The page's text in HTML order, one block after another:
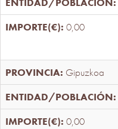
0,00
Gipuzkoa
0,00